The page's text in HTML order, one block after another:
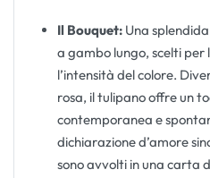
Il Bouquet: Una
a gambo lungo, scelti per
l’intensità del colore.
rosa, il tulipano offre un
contemporanea e
dichiarazione d’amore
sono avvolti in una carta